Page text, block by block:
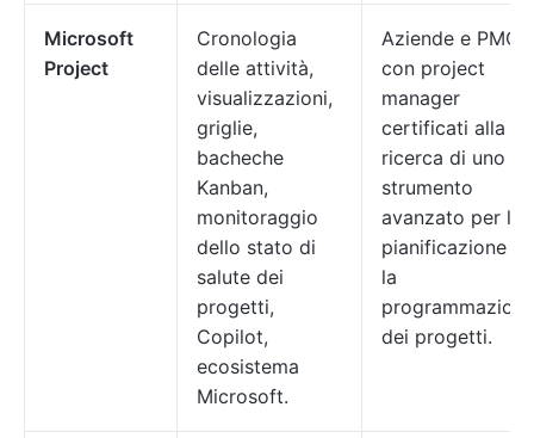
Microsoft
Project
Cronologia
delle attività,
visualizzazioni,
griglie,
bacheche
Kanban,
monitoraggio
dello stato di
salute dei
progetti,
Copilot,
ecosistema
Microsoft.
Aziende e PMO
con project
manager
certificati alla
ricerca di uno
strumento
avanzato per la
pianificazione e
la
programmazione
dei progetti.